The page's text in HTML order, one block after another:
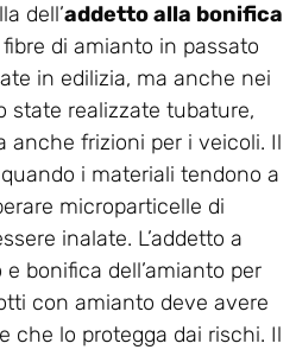
dell’addetto alla bonifica
fibre di amianto in passato
in edilizia, ma anche nei
state realizzate tubature,
anche frizioni per i veicoli. Il
i materiali tendono a
microparticelle di
inalate. L’addetto a
bonifica dell’amianto per
con amianto deve avere
che lo protegga dai rischi. Il